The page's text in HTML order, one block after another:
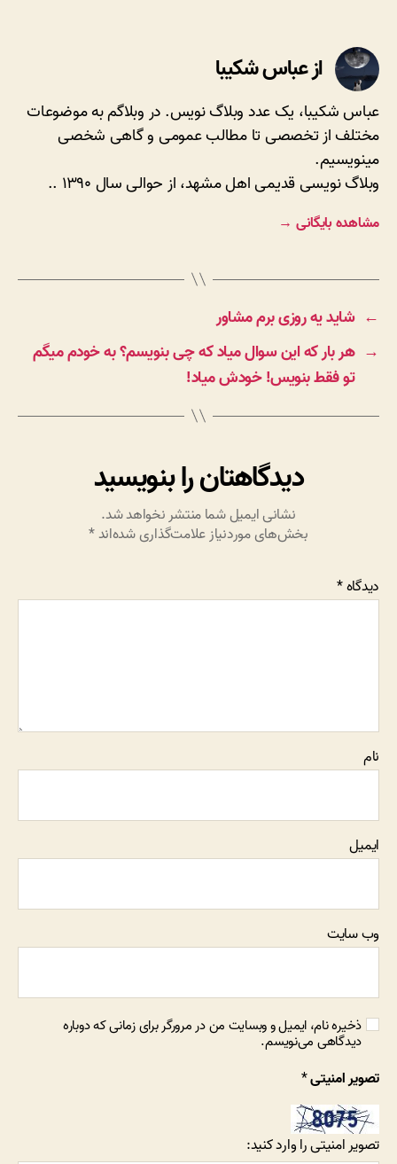
از عباس شکیبا
عباس شکیبا، یک عدد وبلاگ نویس. در وبلاگم به موضوعات
مختلف از تخصصی تا مطالب عمومی و گاهی شخصی
مینویسیم.
وبلاگ نویسی قدیمی اهل مشهد، از حوالی سال ۱۳۹۰ ..
مشاهده بایگانی →
← شاید یه روزی برم مشاور
→ هر بار که این سوال میاد که چی بنویسم؟ به خودم میگم
تو فقط بنویس! خودش میاد!
دیدگاهتان را بنویسید
نشانی ایمیل شما منتشر نخواهد شد.
بخش‌های موردنیاز علامت‌گذاری شده‌اند*
دیدگاه*
نام
ایمیل
وب‌ سایت
ذخیره نام، ایمیل و وبسایت من در مرورگر برای زمانی که دوباره
دیدگاهی می‌نویسم.
تصویر امنیتی*
تصویر امنیتی را وارد کنید: